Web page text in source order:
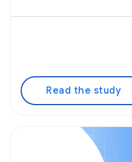
Read the study